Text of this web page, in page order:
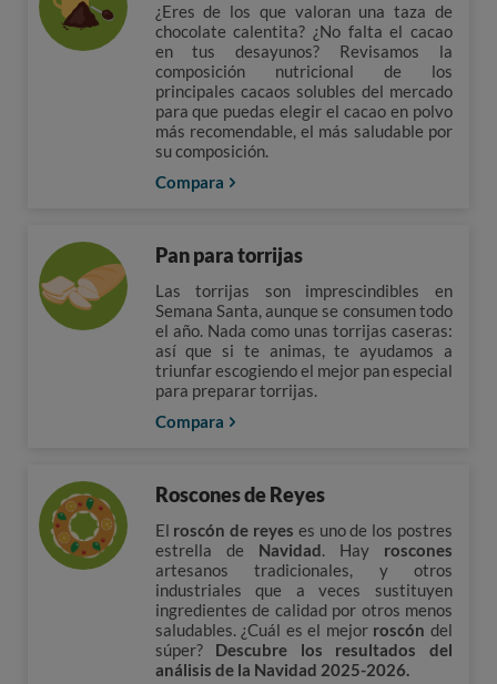
¿Eres de los que valoran una taza de
chocolate calentita? ¿No falta el cacao
en tus desayunos? Revisamos la
composición nutricional de los
principales cacaos solubles del mercado
para que puedas elegir el cacao en polvo
más recomendable, el más saludable por
su composición.
Compara
Pan para torrijas
Las torrijas son imprescindibles en
Semana Santa, aunque se consumen todo
el año. Nada como unas torrijas caseras:
así que si te animas, te ayudamos a
triunfar escogiendo el mejor pan especial
para preparar torrijas.
Compara
Roscones de Reyes
El roscón de reyes es uno de los postres
estrella de Navidad. Hay roscones
artesanos tradicionales, y otros
industriales que a veces sustituyen
ingredientes de calidad por otros menos
saludables. ¿Cuál es el mejor roscón del
súper?Descubre los resultados del
análisis de la Navidad 2025-2026.